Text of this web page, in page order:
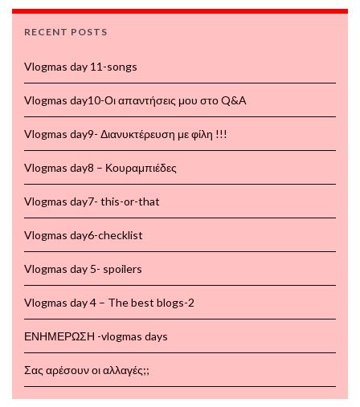
RECENT POSTS
Vlogmas day 11-songs
Vlogmas day10-Οι απαντήσεις μου στο Q&A
Vlogmas day9- Διανυκτέρευση με φίλη !!!
Vlogmas day8 – Κουραμπιέδες
Vlogmas day7- this-or-that
Vlogmas day6-checklist
Vlogmas day 5- spoilers
Vlogmas day 4 – The best blogs-2
ΕΝΗΜΕΡΩΣΗ -vlogmas days
Σας αρέσουν οι αλλαγές;;